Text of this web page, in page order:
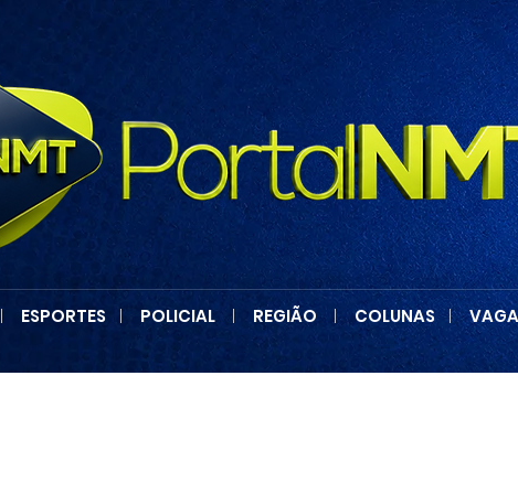
| ESPORTES | POLICIAL | REGIÃO | COLUNAS|